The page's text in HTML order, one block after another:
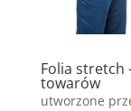
Folia stretch
towarów
utworzone